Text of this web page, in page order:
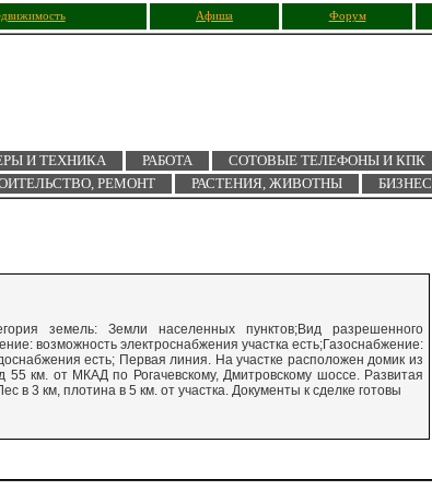
Афиша Форум
И ТЕХНИКА РАБОТА СОТОВЫЕ ТЕЛЕФОНЫ И КПК
РЕМОНТ РАСТЕНИЯ, ЖИВОТНЫ БИЗНЕС
земель: Земли населенных пунктов;Вид разрешенного
возможность электроснабжения участка есть;Газоснабжение:
есть; Первая линия. На участке расположен домик из
км. от МКАД по Рогачевскому, Дмитровскому шоссе. Развитая
3 км, плотина в 5 км. от участка. Документы к сделке готовы